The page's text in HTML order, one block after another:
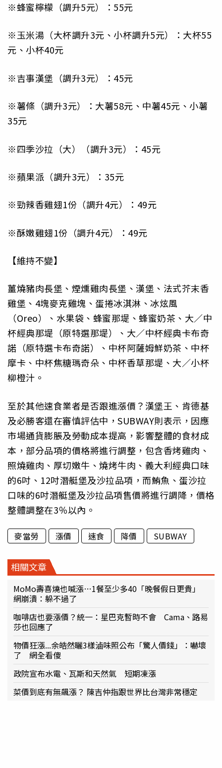
※蜂蜜檸檬（調升5元）：55元
※玉米湯（大杯調升3元、小杯調升5元）：大杯55
元、小杯40元
※吉事漢堡（調升3元）：45元
※薯條（調升3元）：大薯58元、中薯45元、小薯
35元
※四季沙拉（大）（調升3元）：45元
※蘋果派（調升3元）：35元
※勁辣香雞翅1份（調升4元）：49元
※酥嫩雞翅1份（調升4元）：49元
【維持不變】
薑燒豬肉長堡、煙燻雞肉長堡、漢堡、法式芥末香
雞堡、4塊麥克雞塊、蛋捲冰淇淋、冰炫風
（Oreo）、水果袋、蜂蜜那堤、蜂蜜奶茶、大／中
杯經典那堤（原特選那堤）、大／中杯經典卡布奇
諾（原特選卡布奇諾）、中杯阿薩姆鮮奶茶、中杯
摩卡、中杯焦糖瑪奇朵、中杯香草那堤、大／小杯
柳橙汁。
至於其他速食業者是否跟進漲價？漢堡王、肯德基
及必勝客還在審慎評估中，SUBWAY則表示，因應
市場通貨膨脹及勞動成本提高，影響整體的食材成
本，部分品項的價格將進行調整，包含香烤雞肉、
照燒雞肉、厚切嫩牛、燒烤牛肉、義大利經典口味
的6吋、12吋潛艇堡及沙拉品項，而鮪魚、蛋沙拉
口味的6吋潛艇堡及沙拉品項售價將進行調降，價格
整體調整在3％以內。
麥當勞 漲價 速食 降價 SUBWAY
相關文章
MoMo壽喜燒也喊漲…1餐至少多40「晚餐假日更貴」
網崩潰：躲不過了
咖啡店也要漲價？統一：星巴克暫時不會 Cama、路易
莎也回應了
物價狂漲...余皓然曬3樣滷味照公布「驚人價錢」：嚇壞
了 網全看傻
政院宣布水電、瓦斯和天然氣 短期凍漲
菜價到底有無飆漲？ 陳吉仲指跟世界比台灣非常穩定